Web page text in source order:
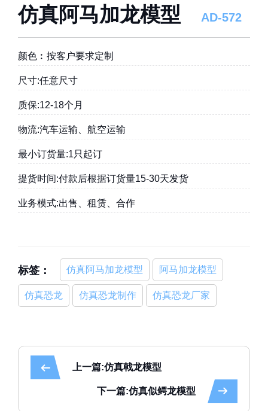
仿真阿马加龙模型 AD-572
颜色︰按客户要求定制
尺寸:任意尺寸
质保:12-18个月
物流:汽车运输、航空运输
最小订货量:1只起订
提货时间:付款后根据订货量15-30天发货
业务模式:出售、租赁、合作
标签： 仿真阿马加龙模型 阿马加龙模型
仿真恐龙 仿真恐龙制作 仿真恐龙厂家
上一篇:仿真戟龙模型
下一篇:仿真似鳄龙模型